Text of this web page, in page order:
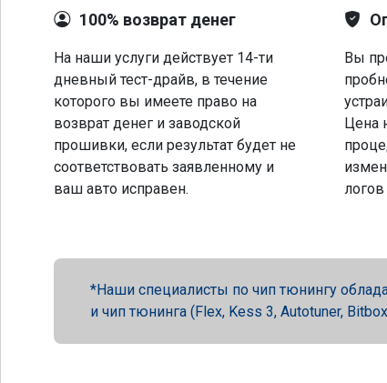
100% возврат денег
На наши услуги действует 14-ти
дневный тест-драйв, в течение
которого вы имеете право на
возврат денег и заводской
прошивки, если результат будет не
соответствовать заявленному и
ваш авто исправен.
Вы
Цена
логов
Наши специалисты по чип тюнингу
и чип тюнинга (Flex, Kess 3, Autotuner,